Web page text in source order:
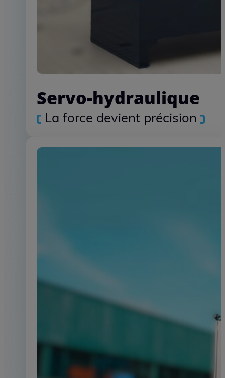
Servo-hydraulique
La force devient précision